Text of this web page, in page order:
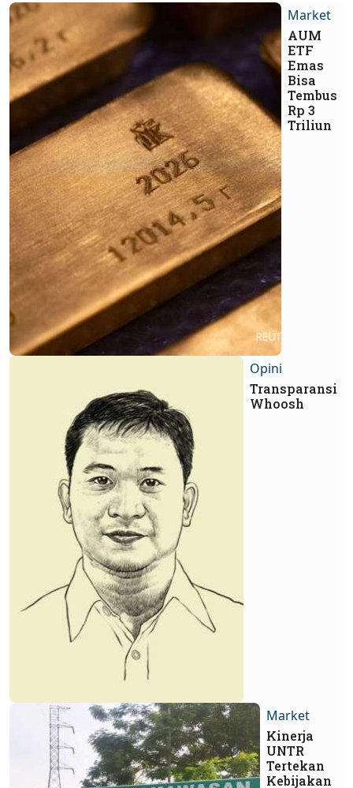
Market
AUM
ETF
Emas
Bisa
Tembus
Rp 3
Triliun
Opini
Transparansi
Whoosh
Market
Kinerja
UNTR
Tertekan
Kebijakan